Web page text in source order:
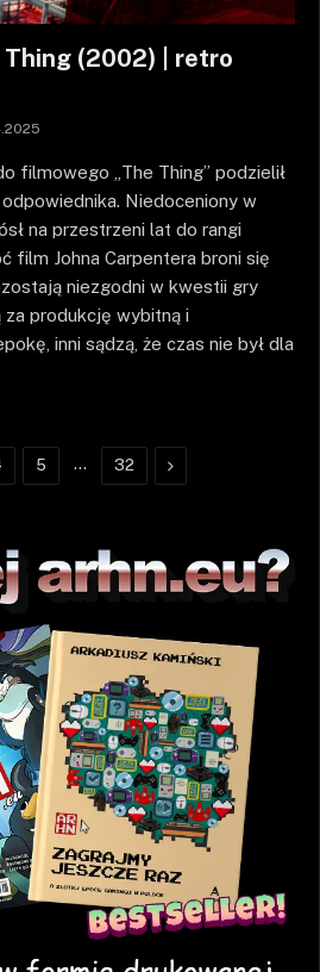
(2002) | retro
filmowego „The Thing” podzielił
Niedoceniony w
na przestrzeni lat do rangi
film Johna Carpentera broni się
niezgodni w kwestii gry
za produkcję wybitną i
inni sądzą, że czas nie był dla
5 … 32 Następne